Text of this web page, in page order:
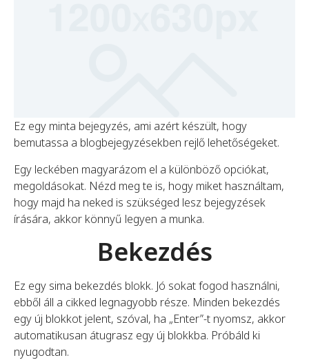
Ez egy minta bejegyzés, ami azért készült, hogy
bemutassa a blogbejegyzésekben rejlő lehetőségeket.
Egy leckében magyarázom el a különböző opciókat,
megoldásokat. Nézd meg te is, hogy miket használtam,
hogy majd ha neked is szükséged lesz bejegyzések
írására, akkor könnyű legyen a munka.
Bekezdés
Ez egy sima bekezdés blokk. Jó sokat fogod használni,
ebből áll a cikked legnagyobb része. Minden bekezdés
egy új blokkot jelent, szóval, ha „Enter”-t nyomsz, akkor
automatikusan átugrasz egy új blokkba. Próbáld ki
nyugodtan.